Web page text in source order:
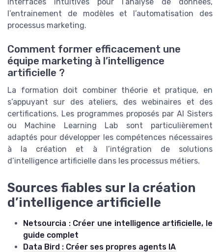
l’entrainement de modèles et l’automatisation des
processus marketing.
Comment former efficacement une
équipe marketing à l’intelligence
artificielle ?
La formation doit combiner théorie et pratique, en
s’appuyant sur des ateliers, des webinaires et des
certifications. Les programmes proposés par AI Sisters
ou Machine Learning Lab sont particulièrement
adaptés pour développer les compétences nécessaires
à la création et à l’intégration de solutions
d’intelligence artificielle dans les processus métiers.
Sources fiables sur la création
d’intelligence artificielle
Netsourcia : Créer une intelligence artificielle, le
guide complet
Data Bird : Créer ses propres agents IA